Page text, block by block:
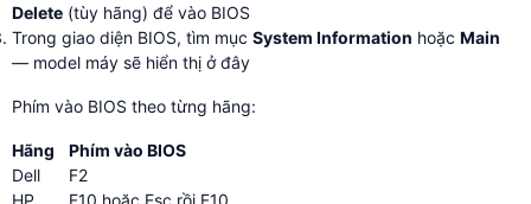
Delete (tùy hãng) để vào BIOS
Trong giao diện BIOS, tìm mục System Information hoặc Main
— model máy sẽ hiển thị ở đây
Phím vào BIOS theo từng hãng:
Hãng
Phím vào BIOS
Dell
F2
HP
F10 hoặc Esc rồi F10